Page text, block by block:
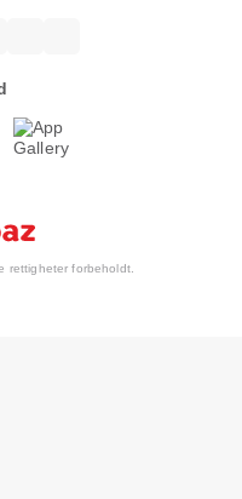
rettigheter forbeholdt.